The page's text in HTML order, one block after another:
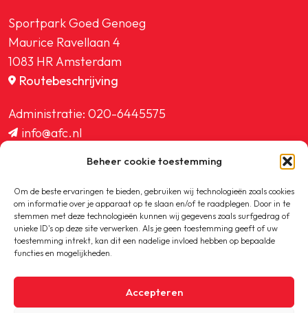
Beheer cookie toestemming
Om de beste ervaringen te bieden, gebruiken wij technologieën zoals cookies
om informatie over je apparaat op te slaan en/of te raadplegen. Door in te
stemmen met deze technologieën kunnen wij gegevens zoals surfgedrag of
unieke ID's op deze site verwerken. Als je geen toestemming geeft of uw
toestemming intrekt, kan dit een nadelige invloed hebben op bepaalde
functies en mogelijkheden.
Accepteren
Sportpark Goed Genoeg
Maurice Ravellaan 4
1083 HR Amsterdam
Routebeschrijving
Administratie: 020-6445575
info@afc.nl
ledenadministratie@afc.nl
Copyright © 2020-2026 AFC